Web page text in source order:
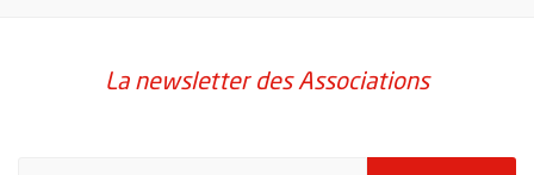
La newsletter des Associations